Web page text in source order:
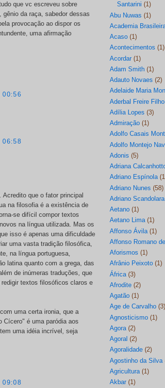
que vc escreveu sobre
da raça, sabedor dessas
provocação ao dispor os
uma afirmação
00:56
06:58
que o fator principal
na filosofia é a existência de
se difícil compor textos
na língua utilizada. Mas os
isso é apenas uma dificuldade
uma vasta tradição filosófica,
na língua portuguesa,
latina quanto com a grega, das
de inúmeras traduções, que
textos filosóficos claros e
uma certa ironia, que a
Cícero" é uma paródia aos
uma idéia incrível, seja
09:08
Santarini (1)
Abu Nuwas (1)
Academia
Acaso (1)
Acontecimentos (1)
Acordar (1)
Adam Smith (1)
Adauto Novaes (2)
Adelaide Maria
Aderbal Freire Filho
Adília Lopes (3)
Admiração (1)
Adolfo Casais
Adolfo Montejo
Adonis (5)
Adriana
Adriano Espínola
Adriano Nunes (58)
Adriano Scandolara
Aetano (1)
Aetano Lima (1)
Affonso Ávila (1)
Affonso Romano
Aforismos (1)
Afrânio Peixoto (1)
África (3)
Afrodite (2)
Agatão (1)
Age de Carvalho (3)
Agnosticismo (1)
Agora (2)
Agoral (2)
Agoralidade (2)
Agostinho da Silva
Agricultura (1)
Akbar (1)